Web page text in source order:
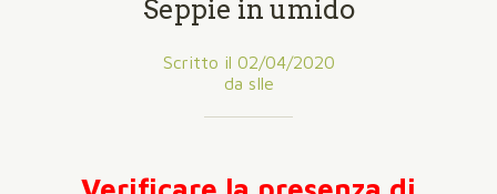
Seppie in umido
Scritto il 02/04/2020
da sIle